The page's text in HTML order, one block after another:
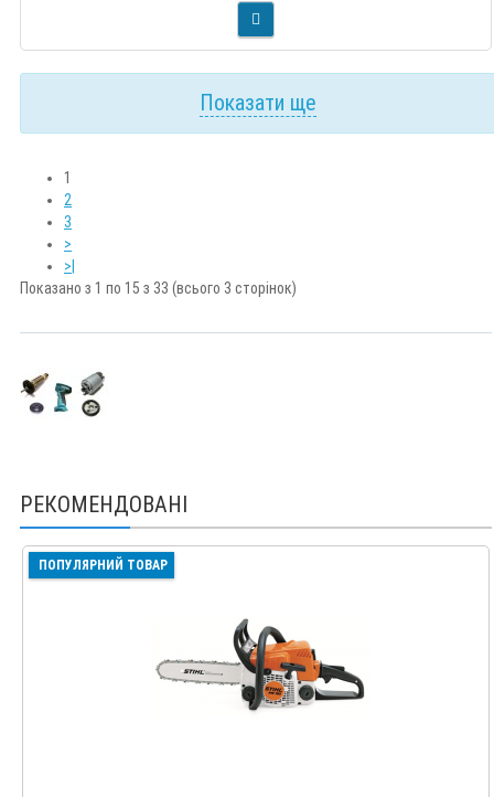
Показати ще
1
2
3
>
>|
Показано з 1 по 15 з 33 (всього 3 сторінок)
РЕКОМЕНДОВАНІ
ПОПУЛЯРНИЙ ТОВАР